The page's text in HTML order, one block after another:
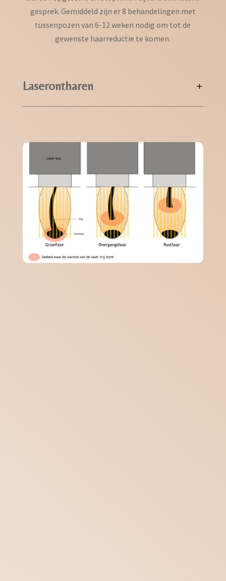
gesprek. Gemiddeld zijn er 8 behandelingen met
tussenpozen van 6-12 weken nodig om tot de
gewenste haarreductie te komen.
Laserontharen